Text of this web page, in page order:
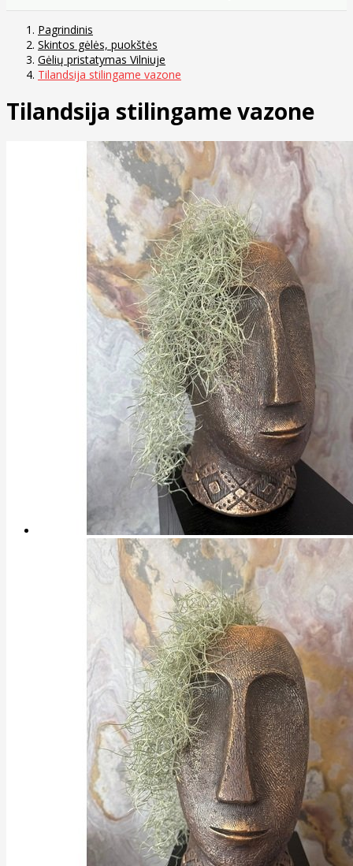
Pagrindinis
Skintos gėlės, puokštės
Gėlių pristatymas Vilniuje
Tilandsija stilingame vazone
Tilandsija stilingame vazone